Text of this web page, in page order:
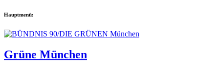
Hauptmenü:
Grüne München